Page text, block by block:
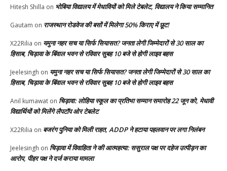
Hitesh Shilla on भोबिया विद्यालय में मेधावियों को मिले टेबलेट, विद्यालय ने किया सम्मानित
Gautam on राजस्थान रोडवेज की बसों में मिलेगा 50% किराए में छूट!
X22Rilia on यमुना नहर सच या सिर्फ सियासत? जनता लेगी जिम्मेदारों से 30 साल का
हिसाब, चिड़ावा के बिंवाल भवन से रविवार सुबह 10 बजे से होगी लाइव बहस
Jeelesingh on यमुना नहर सच या सिर्फ सियासत? जनता लेगी जिम्मेदारों से 30 साल का
हिसाब, चिड़ावा के बिंवाल भवन से रविवार सुबह 10 बजे से होगी लाइव बहस
Anil kumawat on चिड़ावा: लोहिया स्कूल का प्रतिभा सम्मान समारोह 22 जून को, मेधावी
विद्यार्थियों को मिलेंगे लैपटॉप ओर टेबलेट
X22Rilia on बजरंग पुनिया को मिली राहत, ADDP ने हटाया पहलवान पर लगा निलंबन
Jeelesingh on चिड़ावा में विवाहिता ने की आत्महत्या: ससुराल पक्ष पर दहेज उत्पीड़न का
आरोप, पीहर पक्ष ने दर्ज कराया मामला